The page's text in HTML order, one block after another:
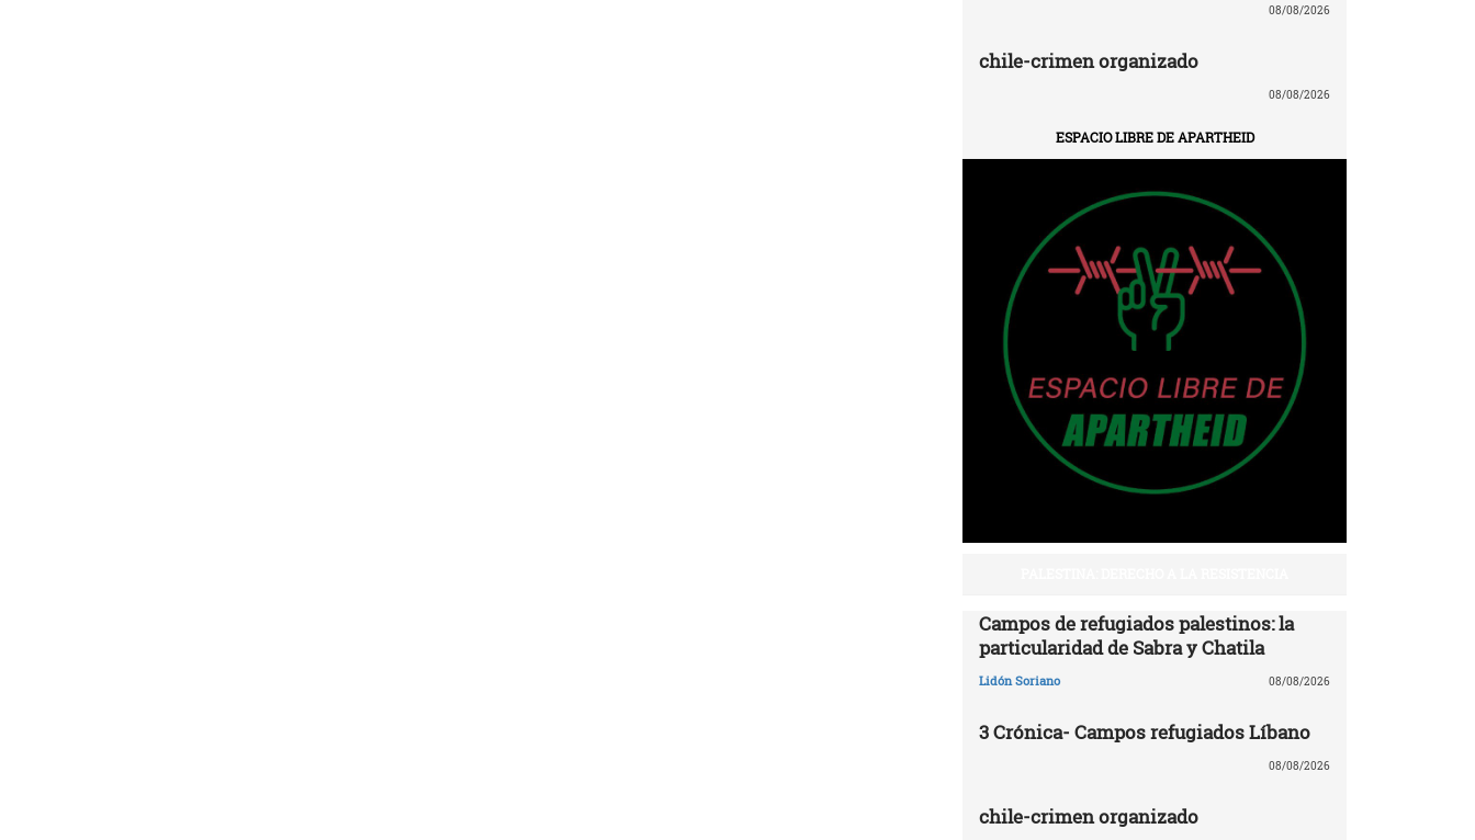
08/08/2026
chile-crimen organizado
08/08/2026
ESPACIO LIBRE DE APARTHEID
Campos de refugiados palestinos: la
particularidad de Sabra y Chatila
Lidón Soriano 08/08/2026
3 Crónica- Campos refugiados Líbano
08/08/2026
chile-crimen organizado